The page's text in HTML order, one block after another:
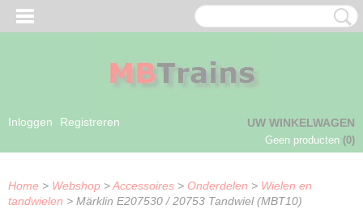
Inloggen Registreren UW WINKELWAGEN
Geen producten (0)
Home > Webshop >Accessoires > Onderdelen > Wielen en
tandwielen > Märklin E207530 / 20753 Tandwiel (MBT10)